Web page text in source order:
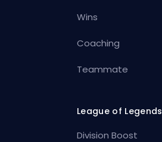
Wins
Coaching
Teammate
League of Legends
Division Boost